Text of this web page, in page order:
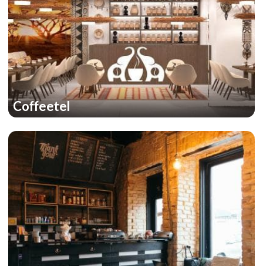
Coffeetel